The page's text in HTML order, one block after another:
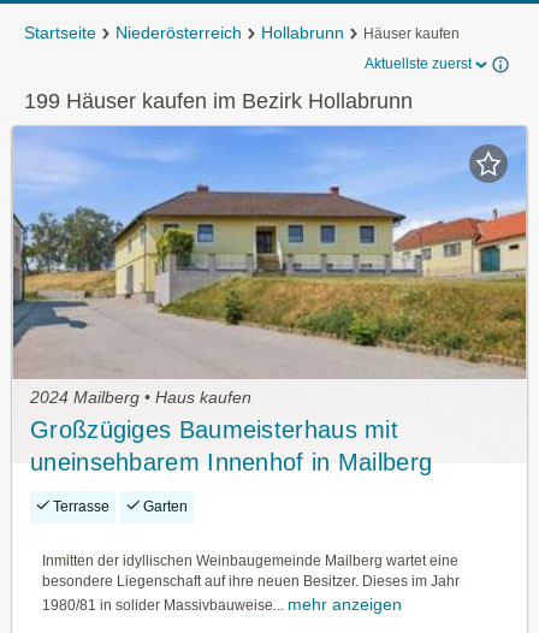
Startseite Niederösterreich Hollabrunn
Häuser kaufen
Aktuellste zuerst
199 Häuser kaufen im Bezirk Hollabrunn
2024 Mailberg • Haus kaufen
Großzügiges Baumeisterhaus mit
uneinsehbarem Innenhof in Mailberg
Terrasse Garten
Inmitten der idyllischen Weinbaugemeinde Mailberg wartet eine
besondere Liegenschaft auf ihre neuen Besitzer. Dieses im Jahr
1980/81 in solider Massivbauweise...
mehr anzeigen